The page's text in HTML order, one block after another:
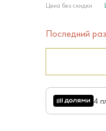
Цена без скидки
Последний
4